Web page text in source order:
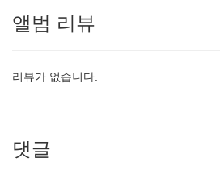
앨범 리뷰
리뷰가 없습니다.
댓글